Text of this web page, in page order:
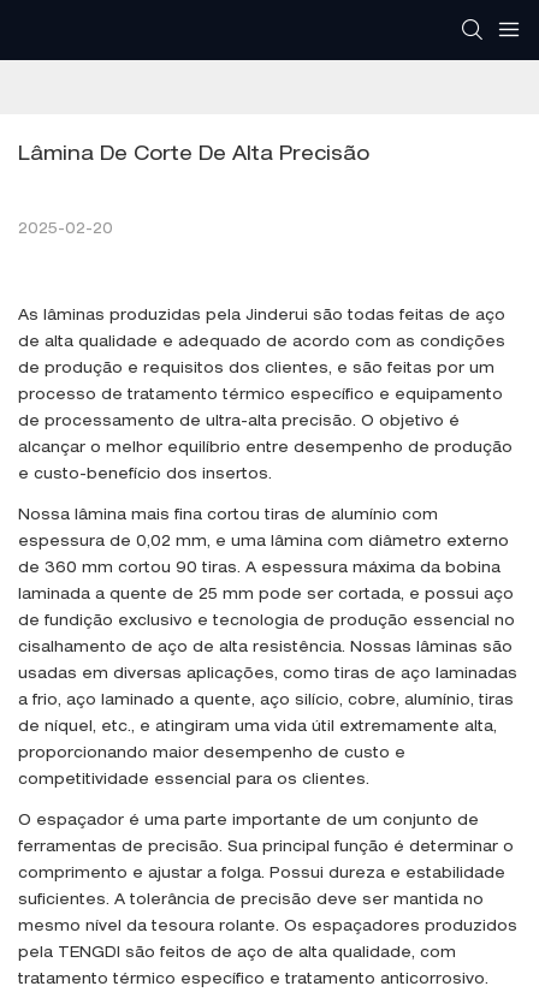
Lâmina De Corte De Alta Precisão
2025-02-20
As lâminas produzidas pela Jinderui são todas feitas de aço
de alta qualidade e adequado de acordo com as condições
de produção e requisitos dos clientes, e são feitas por um
processo de tratamento térmico específico e equipamento
de processamento de ultra-alta precisão. O objetivo é
alcançar o melhor equilíbrio entre desempenho de produção
e custo-benefício dos insertos.
Nossa lâmina mais fina cortou tiras de alumínio com
espessura de 0,02 mm, e uma lâmina com diâmetro externo
de 360 ​​mm cortou 90 tiras. A espessura máxima da bobina
laminada a quente de 25 mm pode ser cortada, e possui aço
de fundição exclusivo e tecnologia de produção essencial no
cisalhamento de aço de alta resistência. Nossas lâminas são
usadas em diversas aplicações, como tiras de aço laminadas
a frio, aço laminado a quente, aço silício, cobre, alumínio, tiras
de níquel, etc., e atingiram uma vida útil extremamente alta,
proporcionando maior desempenho de custo e
competitividade essencial para os clientes.
O espaçador é uma parte importante de um conjunto de
ferramentas de precisão. Sua principal função é determinar o
comprimento e ajustar a folga. Possui dureza e estabilidade
suficientes. A tolerância de precisão deve ser mantida no
mesmo nível da tesoura rolante. Os espaçadores produzidos
pela TENGDI são feitos de aço de alta qualidade, com
tratamento térmico específico e tratamento anticorrosivo.